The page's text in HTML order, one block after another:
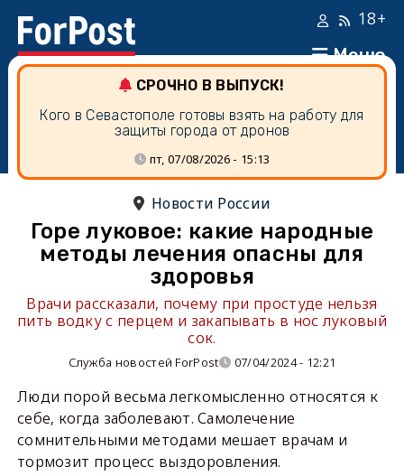
Меню
18+
СРОЧНО В ВЫПУСК!
Кого в Севастополе готовы взять на работу для
защиты города от дронов
пт, 07/08/2026 - 15:13
Новости России
Горе луковое: какие народные
методы лечения опасны для
здоровья
Врачи рассказали, почему при простуде нельзя
пить водку с перцем и закапывать в нос луковый
сок.
Служба новостей ForPost 07/04/2024 - 12:21
Люди порой весьма легкомысленно относятся к
себе, когда заболевают. Самолечение
сомнительными методами мешает врачам и
тормозит процесс выздоровления.